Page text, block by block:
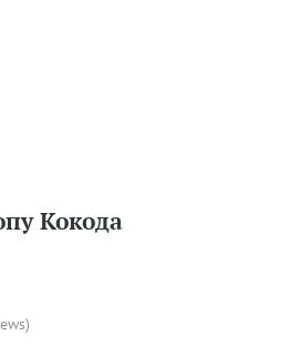
Кокода